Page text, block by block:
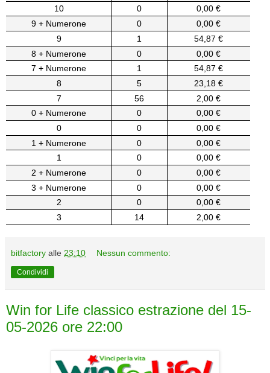
10
0
0,00 €
9 + Numerone
0
0,00 €
9
1
54,87 €
8 + Numerone
0
0,00 €
7 + Numerone
1
54,87 €
8
5
23,18 €
7
56
2,00 €
0 + Numerone
0
0,00 €
0
0
0,00 €
1 + Numerone
0
0,00 €
1
0
0,00 €
2 + Numerone
0
0,00 €
3 + Numerone
0
0,00 €
2
0
0,00 €
3
14 2,00 €
bitfactory alle 23:10 Nessun commento:
Condividi
Win for Life classico estrazione del 15-
05-2026 ore 22:00